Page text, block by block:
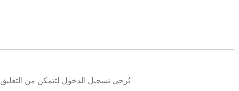
يُرجى تسجيل الدخول لتتمكن من التعليق